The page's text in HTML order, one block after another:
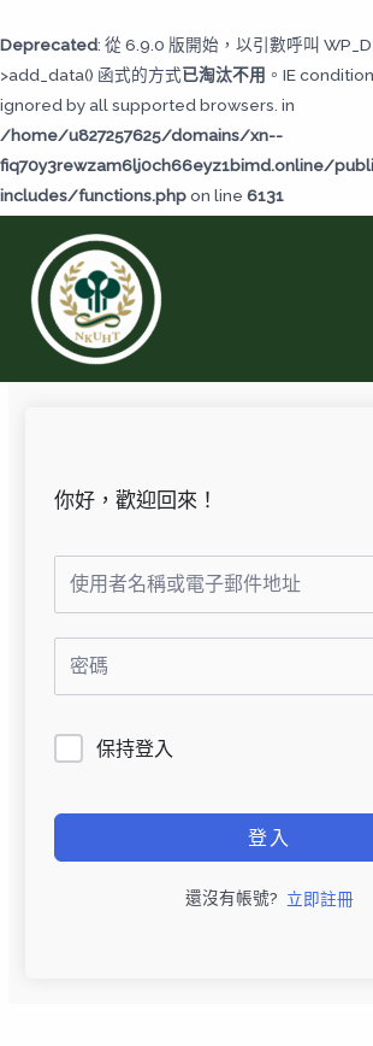
Deprecated: 從 6.9.0 版開始，以引數呼叫
>add_data() 函式的方式已淘汰不用 。IE
ignored by all supported browsers. in
/home/u827257625/domains/xn--
fiq70y3rewzam6lj0ch66eyz1bimd.online/
includes/functions.phpon line 6131
至
主
要
內
容
你好，歡迎回來！
保持登入
登入
還沒有帳號? 立即註冊